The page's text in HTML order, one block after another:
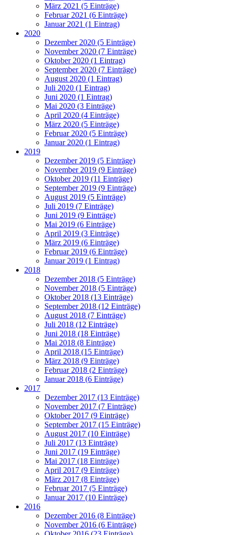
März 2021 (5 Einträge)
Februar 2021 (6 Einträge)
Januar 2021 (1 Eintrag)
2020
Dezember 2020 (5 Einträge)
November 2020 (7 Einträge)
Oktober 2020 (1 Eintrag)
September 2020 (7 Einträge)
August 2020 (1 Eintrag)
Juli 2020 (1 Eintrag)
Juni 2020 (1 Eintrag)
Mai 2020 (3 Einträge)
April 2020 (4 Einträge)
März 2020 (5 Einträge)
Februar 2020 (5 Einträge)
Januar 2020 (1 Eintrag)
2019
Dezember 2019 (5 Einträge)
November 2019 (9 Einträge)
Oktober 2019 (11 Einträge)
September 2019 (9 Einträge)
August 2019 (5 Einträge)
Juli 2019 (7 Einträge)
Juni 2019 (9 Einträge)
Mai 2019 (6 Einträge)
April 2019 (3 Einträge)
März 2019 (6 Einträge)
Februar 2019 (6 Einträge)
Januar 2019 (1 Eintrag)
2018
Dezember 2018 (5 Einträge)
November 2018 (5 Einträge)
Oktober 2018 (13 Einträge)
September 2018 (12 Einträge)
August 2018 (7 Einträge)
Juli 2018 (12 Einträge)
Juni 2018 (18 Einträge)
Mai 2018 (8 Einträge)
April 2018 (15 Einträge)
März 2018 (9 Einträge)
Februar 2018 (2 Einträge)
Januar 2018 (6 Einträge)
2017
Dezember 2017 (13 Einträge)
November 2017 (7 Einträge)
Oktober 2017 (9 Einträge)
September 2017 (15 Einträge)
August 2017 (10 Einträge)
Juli 2017 (13 Einträge)
Juni 2017 (19 Einträge)
Mai 2017 (18 Einträge)
April 2017 (9 Einträge)
März 2017 (8 Einträge)
Februar 2017 (5 Einträge)
Januar 2017 (10 Einträge)
2016
Dezember 2016 (8 Einträge)
November 2016 (6 Einträge)